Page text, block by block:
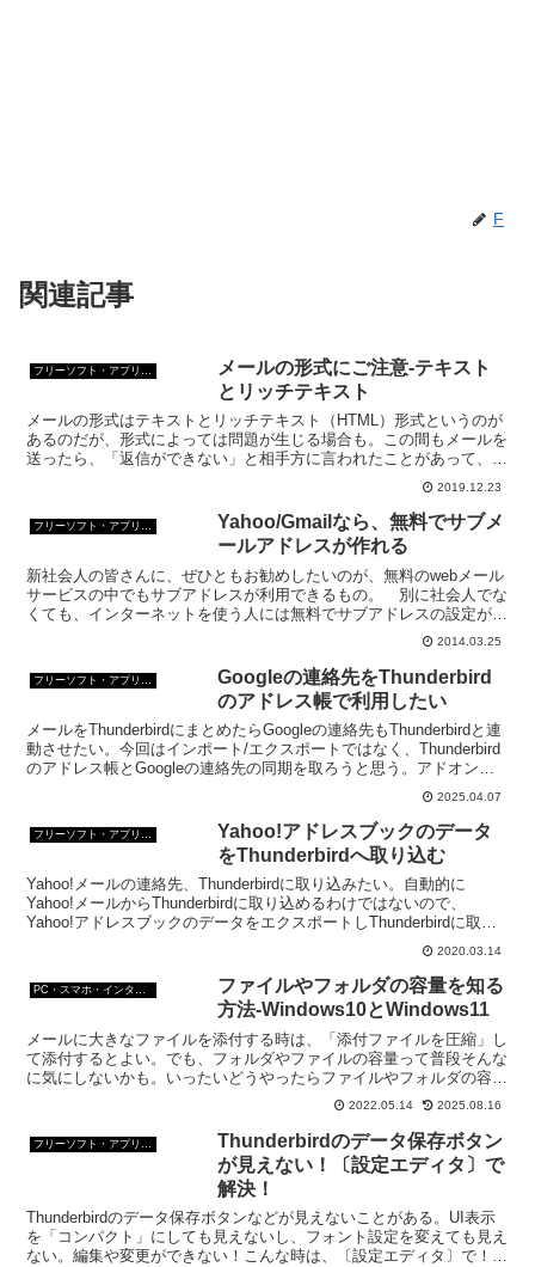
F
関連記事
フリーソフト・アプリ・Webサービス
メールの形式にご注意-テキスト
とリッチテキスト
メールの形式はテキストとリッチテキスト（HTML）形式というのが
あるのだが、形式によっては問題が生じる場合も。この間もメールを
送ったら、「返信ができない」と相手方に言われたことがあって、調
べてみたら、送ったメールがリッチテキスト形式だった。 2019.12.23
Yahoo/Gmailなら、無料でサブメ
ールアドレスが作れる
新社会人の皆さんに、ぜひともお勧めしたいのが、無料のwebメール
サービスの中でもサブアドレスが利用できるもの。 別に社会人でな
くても、インターネットを使う人には無料でサブアドレスの設定がで
きるwebメールがお勧めだ。プロバイダからもらったメ...
2014.03.25
Googleの連絡先をThunderbird
のアドレス帳で利用したい
メールをThunderbirdにまとめたらGoogleの連絡先もThunderbirdと連
動させたい。今回はインポート/エクスポートではなく、Thunderbird
のアドレス帳とGoogleの連絡先の同期を取ろうと思う。アドオンな
2025.04.07
フリーソフト・アプリ・Webサービス
Yahoo!アドレスブックのデータ
をThunderbirdへ取り込む
Yahoo!メールの連絡先、Thunderbirdに取り込みたい。自動的に
Yahoo!メールからThunderbirdに取り込めるわけではないので、
Yahoo!アドレスブックのデータをエクスポートしThunderbirdに取り
2020.03.14
ファイルやフォルダの容量を知る
方法-Windows10とWindows11
メールに大きなファイルを添付する時は、「添付ファイルを圧縮」し
て添付するとよい。でも、フォルダやファイルの容量って普段そんな
に気にしないかも。いったいどうやったらファイルやフォルダの容量
ってわかるんだろう？いろんな方法があるみたい。2022.05.14 2025.08.16
Thunderbirdのデータ保存ボタン
が見えない！〔設定エディタ〕で
解決！
Thunderbirdのデータ保存ボタンなどが見えないことがある。UI表示
を「コンパクト」にしても見えないし、フォント設定を変えても見え
ない。編集や変更ができない！こんな時は、〔設定エディタ〕で！隠